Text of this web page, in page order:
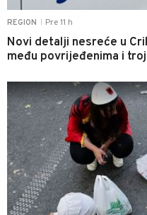
REGION Pre 11 h
Novi detalji nesreće u
među povrijeđenima i